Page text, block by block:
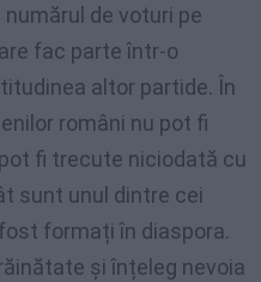
de voturi pe
fac parte într-o
altor partide. În
români nu pot fi
fi trecute niciodată cu
sunt unul dintre cei
formați în diaspora.
și înțeleg nevoia